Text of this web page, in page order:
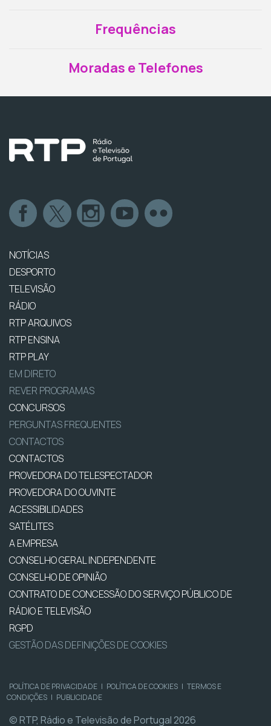
Frequências
Moradas e Telefones
NOTÍCIAS
DESPORTO
TELEVISÃO
RÁDIO
RTP ARQUIVOS
RTP ENSINA
RTP PLAY
EM DIRETO
REVER PROGRAMAS
CONCURSOS
PERGUNTAS FREQUENTES
CONTACTOS
CONTACTOS
PROVEDORA DO TELESPECTADOR
PROVEDORA DO OUVINTE
ACESSIBILIDADES
SATÉLITES
A EMPRESA
CONSELHO GERAL INDEPENDENTE
CONSELHO DE OPINIÃO
CONTRATO DE CONCESSÃO DO SERVIÇO PÚBLICO DE
RÁDIO E TELEVISÃO
RGPD
GESTÃO DAS DEFINIÇÕES DE COOKIES
POLÍTICA DE PRIVACIDADE | POLÍTICA DE COOKIES | TERMOS E
CONDIÇÕES | PUBLICIDADE
© RTP, Rádio e Televisão de Portugal 2026